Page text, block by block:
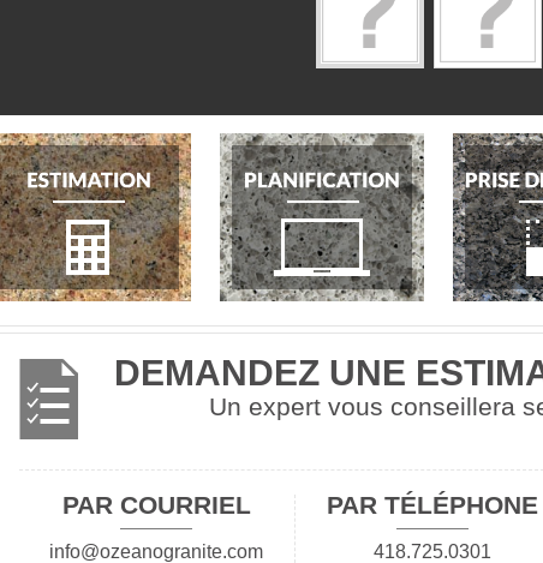
DEMANDEZ UNE
Un expert vous conseillera
PAR COURRIEL
info@ozeanogranite.com
PAR TÉLÉPHONE
418.725.0301